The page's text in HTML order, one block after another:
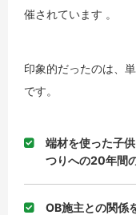
催されています 。
印象的だったのは、
です。
端材を使った子
つりへの20年間
OB施主との関係